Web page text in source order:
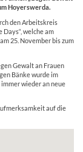
Hoyerswerda.
den Arbeitskreis
welche am
25. November bis zum
Gewalt an Frauen
Bänke wurde im
wieder an neue
auf die